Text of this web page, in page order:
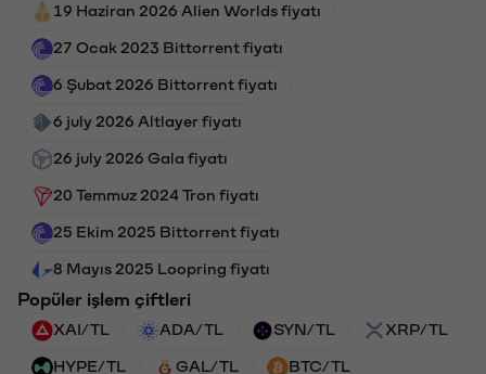
19 Haziran 2026 Alien Worlds fiyatı
27 Ocak 2023 Bittorrent fiyatı
6 Şubat 2026 Bittorrent fiyatı
6 july 2026 Altlayer fiyatı
26 july 2026 Gala fiyatı
20 Temmuz 2024 Tron fiyatı
25 Ekim 2025 Bittorrent fiyatı
8 Mayıs 2025 Loopring fiyatı
Popüler işlem çiftleri
XAI/TL ADA/TL SYN/TL XRP/TL
HYPE/TL GAL/TL BTC/TL